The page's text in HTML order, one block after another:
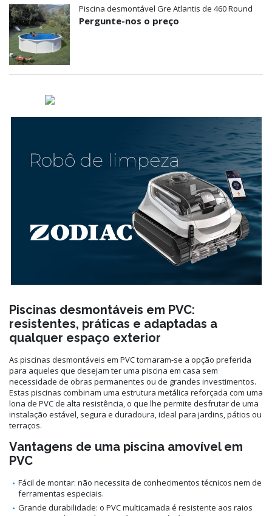
Piscina desmontável Gre Atlantis de 460 Round
Pergunte-nos o preço
Piscinas desmontáveis em PVC:
resistentes, práticas e adaptadas a
qualquer espaço exterior
As piscinas desmontáveis em PVC tornaram-se a opção preferida
para aqueles que desejam ter uma piscina em casa sem
necessidade de obras permanentes ou de grandes investimentos.
Estas piscinas combinam uma estrutura metálica reforçada com uma
lona de PVC de alta resistência, o que lhe permite desfrutar de uma
instalação estável, segura e duradoura, ideal para jardins, pátios ou
terraços.
Vantagens de uma piscina amovível em
PVC
Fácil de montar: não necessita de conhecimentos técnicos nem de
ferramentas especiais.
Grande durabilidade: o PVC multicamada é resistente aos raios